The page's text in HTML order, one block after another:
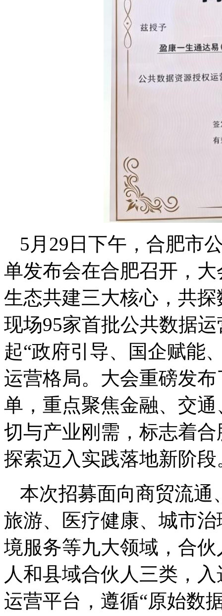
5月29日下午，合肥市
单发布会在合肥召开，
生态共建三大核心，共
现场95家首批公共数据
起“政府引导、国企赋能
运营格局。大会重磅发
单，重点聚焦金融、交
切与产业刚需，标志着
探索迈入实践落地新阶段
本次招募面向商贸流通
旅游、医疗健康、城市
境服务等九大领域，合
人和县域合伙人三类，
运营平台，遵循“原始数